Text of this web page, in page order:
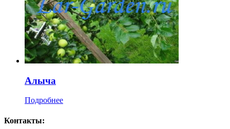
Алыча
Подробнее
Контакты: